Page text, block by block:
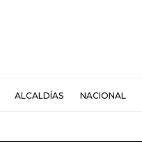
ALCALDÍAS NACIONAL